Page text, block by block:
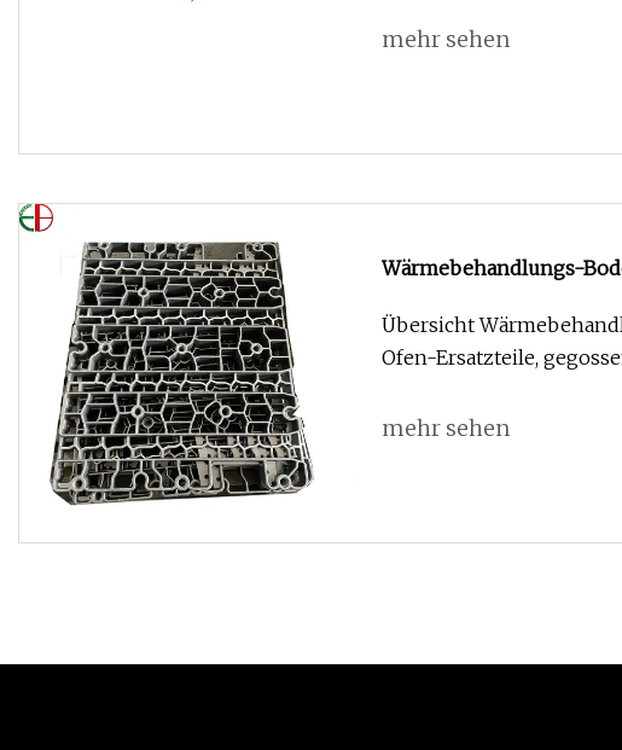
mehr sehen
Wärmebehandlungs-
Übersicht
Ofen-Ersatzteile,
mehr sehen